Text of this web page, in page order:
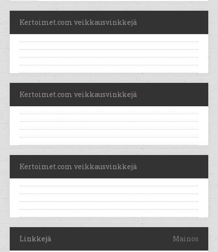
Kertoimet.com veikkausvinkkejä
Kertoimet.com veikkausvinkkejä
Kertoimet.com veikkausvinkkejä
Linkkejä Mainos